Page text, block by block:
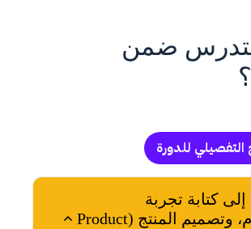
ضمن
التفصيلي للدورة
كتابة تجربة
المستخدم، وتصميم المنتج (Product